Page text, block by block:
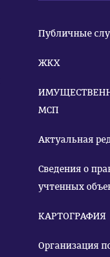
Публичные
ЖКХ
МСП
Актуальная
Сведения о
учтенных
КАРТОГРАФИЯ
Организация